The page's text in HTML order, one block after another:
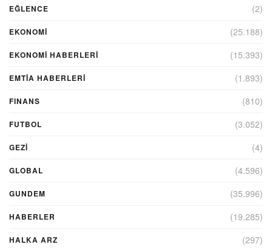
EĞLENCE (2)
EKONOMİ (25.188)
EKONOMI HABERLERI (15.393)
EMTIA HABERLERI (1.893)
FINANS (810)
FUTBOL (3.052)
GEZI (4)
GLOBAL (4.596)
GUNDEM (35.996)
HABERLER (19.285)
HALKA ARZ (297)